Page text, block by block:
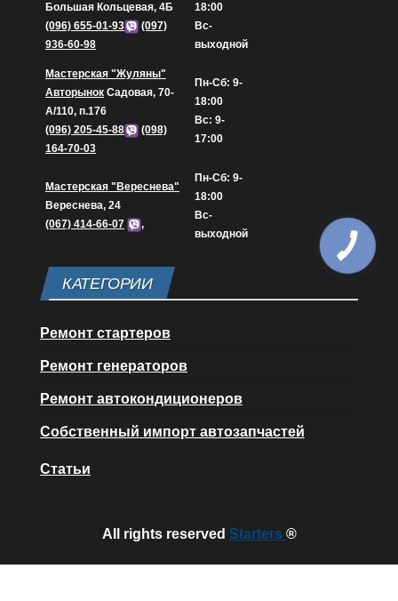
Большая Кольцевая, 4Б
(096) 655-01-93
(097)
936-60-98
18:00
Вс-
выходной
Мастерская "Жуляны"
Авторынок Садовая, 70-
А/110, п.176
(096) 205-45-88
(098)
164-70-03
Пн-Сб: 9-
18:00
Вс: 9-
17:00
Мастерская "Вереснева"
Вереснева, 24
(067) 414-66-07
,
Пн-Сб: 9-
18:00
Вс-
выходной
КАТЕГОРИИ
Ремонт стартеров
Ремонт генераторов
Ремонт автокондиционеров
Собственный импорт автозапчастей
Статьи
All rights reserved Starters ®